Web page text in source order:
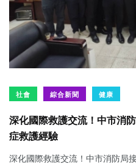
社會 綜合新聞 健康
深化國際救護交流！中市消
症救護經驗
深化國際救護交流！中市消防局